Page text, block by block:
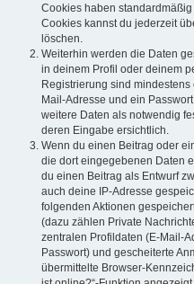
Cookies haben
Cookies kannst du jederzeit
löschen.
Weiterhin werden die Daten
in deinem Profil oder deinem
Registrierung sind
Mail-Adresse und ein
weitere Daten als notwendig
deren Eingabe ersichtlich.
Wenn du einen Beitrag oder
die dort eingegebenen Daten
du einen Beitrag als Entwurf
auch deine IP-Adresse
folgenden Aktionen
(dazu zählen Private
zentralen Profildaten (E-Mail-
Passwort) und gescheiterte
übermittelte Browser-